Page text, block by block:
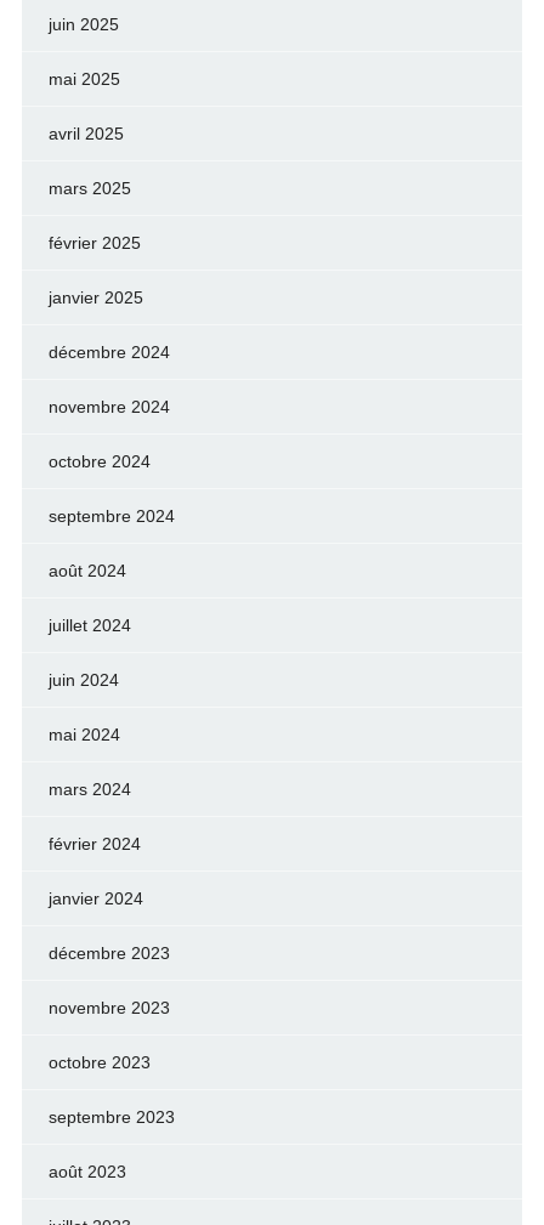
juin 2025
mai 2025
avril 2025
mars 2025
février 2025
janvier 2025
décembre 2024
novembre 2024
octobre 2024
septembre 2024
août 2024
juillet 2024
juin 2024
mai 2024
mars 2024
février 2024
janvier 2024
décembre 2023
novembre 2023
octobre 2023
septembre 2023
août 2023